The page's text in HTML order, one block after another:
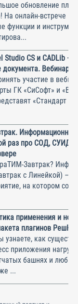
обновление
На онлайн-встрече
функции и
Studio CS и CADLib —
документа. Вебинар
участие в
ГК «СиСофт» и
«Стандарт
раз про СОД, СУИД и
Завтрак?
с Линейкой) –
на котором
применения и
плагинов РешК к
узнаете, как
приложения
башнях и
...